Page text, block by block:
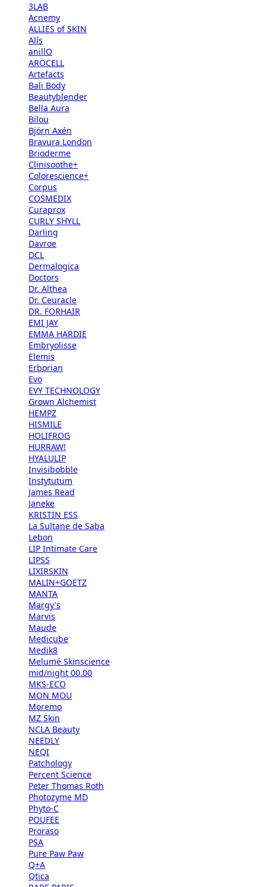
3LAB
Acnemy
ALLIES of SKIN
Alís
anillO
AROCELL
Artefacts
Bali Body
Beautyblender
Bella Aura
Bilou
Björn Axén
Bravura London
Brioderme
Clinisoothe+
Colorescience+
Corpus
COSMEDIX
Curaprox
CURLY SHYLL
Darling
Davroe
DCL
Dermalogica
Doctors
Dr. Althea
Dr. Ceuracle
DR. FORHAIR
EMI JAY
EMMA HARDIE
Embryolisse
Elemis
Erborian
Evo
EVY TECHNOLOGY
Grown Alchemist
HEMPZ
HISMILE
HOLIFROG
HURRAW!
HYALULIP
Invisibobble
Instytutum
James Read
Janeke
KRISTIN ESS
La Sultane de Saba
Lebon
LIP Intimate Care
LIPSS
LIXIRSKIN
MALIN+GOETZ
MANTA
Margy's
Marvis
Maude
Medicube
Medik8
Melumé Skinscience
mid/night 00.00
MKS-ECO
MON MOU
Moremo
MZ Skin
NCLA Beauty
NEEDLY
NEQI
Patchology
Percent Science
Peter Thomas Roth
Photozyme MD
Phyto-C
POUFEE
Proraso
PSA
Pure Paw Paw
Q+A
Qtica